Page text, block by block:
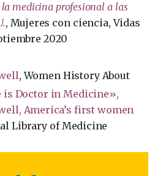
medicina profesional a las
, Mujeres con ciencia, Vidas
2020
, Women History About
Doctor in Medicine»,
America’s first women
Library of Medicine